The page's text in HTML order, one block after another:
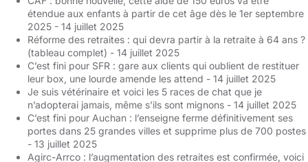
étendue aux enfants à partir de cet âge dès le 1er septembre
2025 - 14 juillet 2025
Réforme des retraites : qui devra partir à la retraite à 64 ans ?
(tableau complet) - 14 juillet 2025
C’est fini pour SFR : gare aux clients qui oublient de restituer
leur box, une lourde amende les attend - 14 juillet 2025
Je suis vétérinaire et voici les 5 races de chat que je
n’adopterai jamais, même s’ils sont mignons - 14 juillet 2025
C’est fini pour Auchan : l’enseigne ferme définitivement ses
portes dans 25 grandes villes et supprime plus de 700 postes
- 13 juillet 2025
Agirc-Arrco : l’augmentation des retraites est confirmée, voici